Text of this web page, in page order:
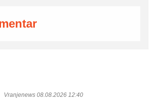
Vranjenews 08.08.2026 12:40